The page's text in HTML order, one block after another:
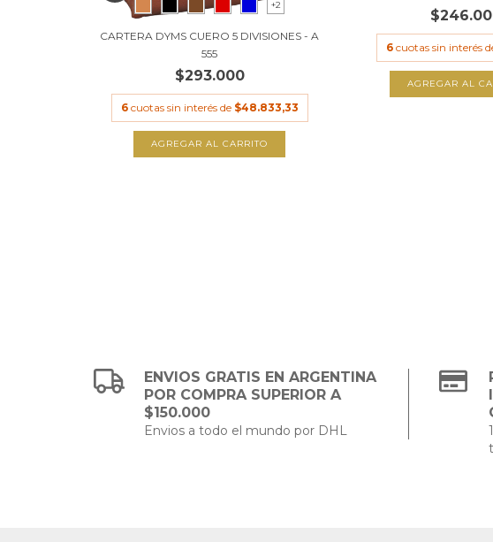
+2
CARTERA DYMS CUERO 5 DIVISIONES - A
555
$293.000
6 cuotas sin interés de $48.833,33
AGREGAR AL CARRITO
6 cuotas sin interés
AGREGAR AL
ENVIOS GRATIS EN ARGENTINA
POR COMPRA SUPERIOR A
$150.000
Envios a todo el mundo por DHL